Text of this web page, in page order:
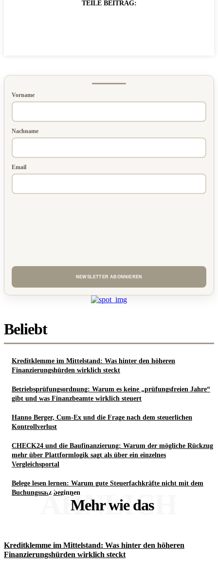
TEILE BEITRAG:
Vorname
Nachname
Email
Beliebt
Kreditklemme im Mittelstand: Was hinter den höheren
Finanzierungshürden wirklich steckt
Betriebsprüfungsordnung: Warum es keine „prüfungsfreien Jahre“
gibt und was Finanzbeamte wirklich steuert
Hanno Berger, Cum-Ex und die Frage nach dem steuerlichen
Kontrollverlust
CHECK24 und die Baufinanzierung: Warum der mögliche Rückzug
mehr über Plattformlogik sagt als über ein einzelnes
Vergleichsportal
Belege lesen lernen: Warum gute Steuerfachkräfte nicht mit dem
Buchungssatz beginnen
Mehr wie das
ÄHNLICH
Kreditklemme im Mittelstand: Was hinter den höheren
Finanzierungshürden wirklich steckt